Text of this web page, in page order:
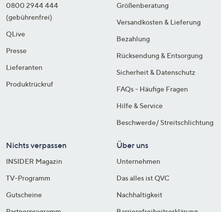
0800 2944 444
(gebührenfrei)
QLive
Presse
Lieferanten
Produktrückruf
Größenberatung
Versandkosten & Lieferung
Bezahlung
Rücksendung & Entsorgung
Sicherheit & Datenschutz
FAQs - Häufige Fragen
Hilfe & Service
Beschwerde/ Streitschlichtung
Nichts verpassen
INSIDER Magazin
TV-Programm
Gutscheine
Über uns
Unternehmen
Das alles ist QVC
Nachhaltigkeit